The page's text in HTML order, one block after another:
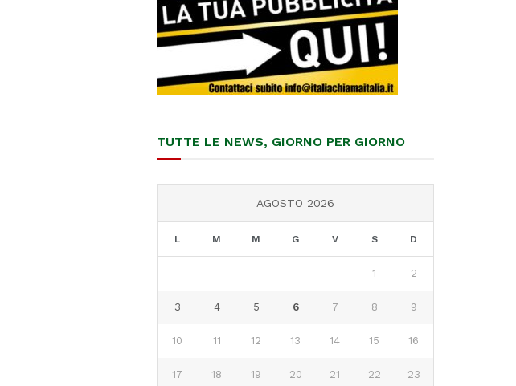
TUTTE LE NEWS, GIORNO PER GIORNO
AGOSTO 2026
L M M G V S D
1 2
3 4 5 6 7 8 9
10 11 12 13 14 15 16
17 18 19 20 21 22 23